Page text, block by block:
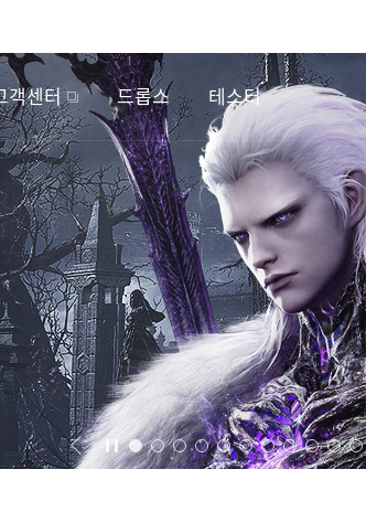
객센터 드롭스 테스터